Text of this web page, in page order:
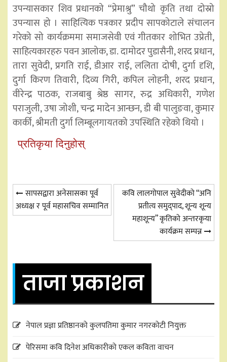
उपन्यासकार शिव प्रधानको “प्रेमाश्रु” चौथो कृति तथा दोस्रो
उपन्यास हो । साहित्यिक पत्रकार प्रदीप सापकोटाले संचालन
गरेको सो कार्यक्रममा समाजसेवी एवं गीतकार शोभित उप्रेती,
साहित्यकारहरु पवन आलोक, डा. दामोदर पुडासैनी, शरद प्रधान,
तारा सुवेदी, प्रगति राई, डीआर राई, ललिता दोषी, दुर्गा दृशि,
दुर्गा किरण तिवारी, दिव्य गिरी, कपिल लोहनी, शरद प्रधान,
वीरेन्द्र पाठक, राजबाबु श्रेष्ठ सागर, रुद्र अधिकारी, गणेश
पराजुली, उषा जोशी, चन्द्र मादेन आन्छन, डी बी पालुङवा, कुमार
कार्की, श्रीमती दुर्गा लिम्बूलगायतको उपस्थिति रहेको थियो ।
प्रतिकृया दिनुहोस्
Post
navigation
सापसद्वारा अनेसासका पूर्व
अध्यक्ष र पूर्व महासचिव सम्मानित
कवि लालगोपाल सुवेदीको “अनि
प्रतीत्य समुद्पाद, शून्य शून्य
महाशून्य” कृतिको अन्तरकृया
कार्यक्रम सम्पन्न
ताजा प्रकाशन
नेपाल प्रज्ञा प्रतिष्ठानको कुलपतिमा कुमार नगरकोटी नियुक्त
पेरिसमा कवि दिनेश अधिकारीको एकल कविता वाचन